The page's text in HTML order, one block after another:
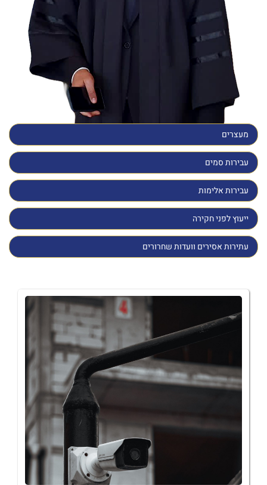
מעצרים
עבירות סמים
עבירות אלימות
ייעוץ לפני חקירה
עתירות אסירים וועדות שחרורים